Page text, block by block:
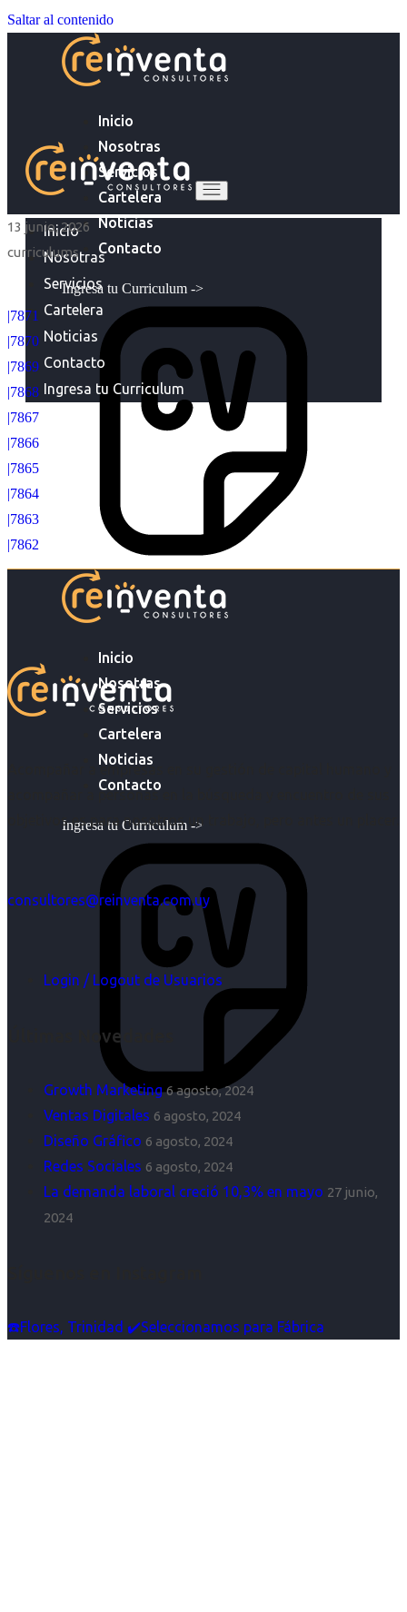
Saltar al contenido
Inicio
Nosotras
Servicios
Cartelera
Noticias
Contacto
Ingresa tu Curriculum ->
Inicio
Nosotras
Servicios
Cartelera
Noticias
Contacto
Ingresa tu Curriculum ->
Inicio
Nosotras
Servicios
Cartelera
Noticias
Contacto
Ingresa tu Curriculum
13 junio, 2026
curriculums
|7871
|7870
|7869
|7868
|7867
|7866
|7865
|7864
|7863
|7862
Acompañar a empresas en su gestión de capital humano y
acompañar a personas en la búsqueda y encuentro de sus
objetivos es para nosotros un trabajo, pero antes un placer.
consultores@reinventa.com.uy
Login / Logout de Usuarios
Últimas Novedades
Growth Marketing 6 agosto, 2024
Ventas Digitales 6 agosto, 2024
Diseño Gráfico 6 agosto, 2024
Redes Sociales 6 agosto, 2024
La demanda laboral creció 10,3% en mayo 27 junio,
2024
☎️Flores, Trinidad ✔️Seleccionamos para Fábrica